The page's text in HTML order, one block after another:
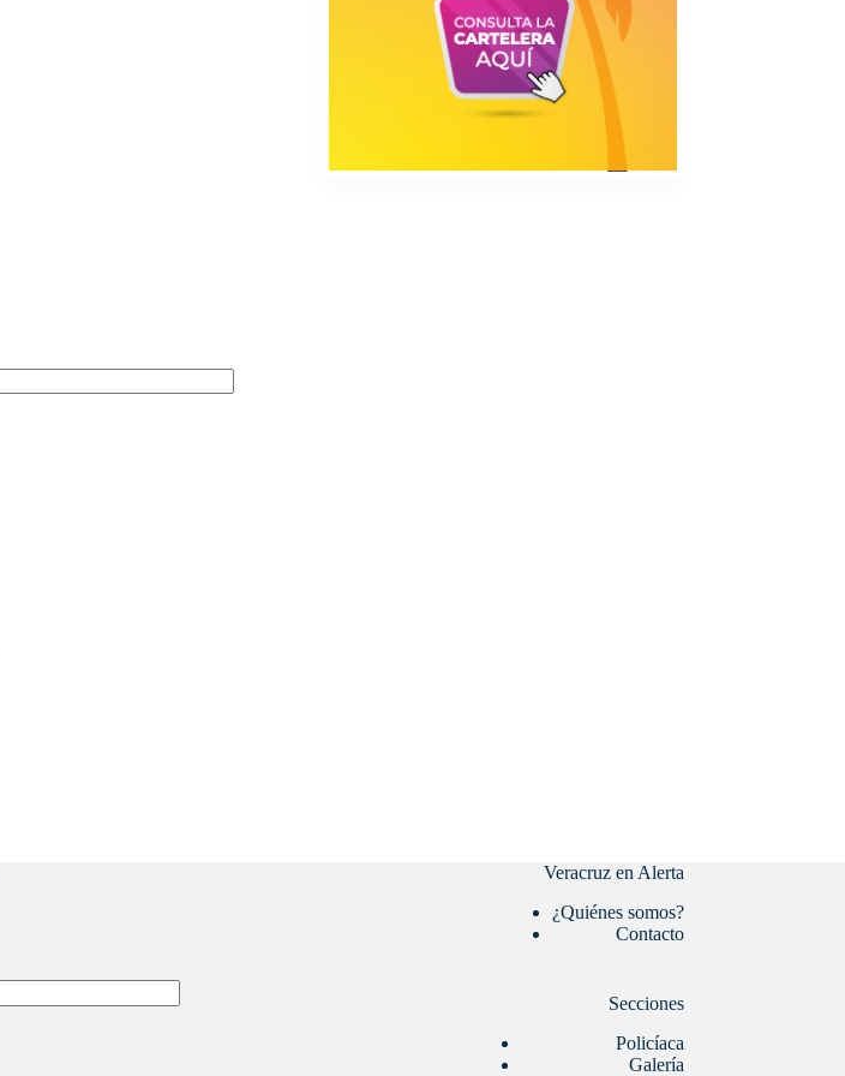
Veracruz en Alerta
¿Quiénes somos?
Contacto
Secciones
Policíaca
Galería